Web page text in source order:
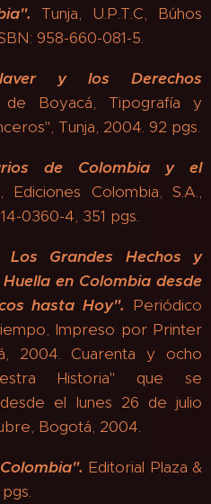
Tunja, U.P.T.C, Búhos
958-660-081-5.
y los Derechos
Boyacá, Tipografía y
Tunja, 2004. 92 pgs.
de Colombia y el
Ediciones Colombia, S.A.,
0360-4, 351 pgs.
Los Grandes Hechos y
en Colombia desde
hasta Hoy". Periódico
Impreso por Printer
2004. Cuarenta y ocho
Historia" que se
el lunes 26 de julio
Bogotá, 2004.
Editorial Plaza &